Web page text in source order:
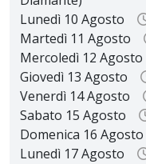
Lunedì 10 Agosto
Martedì 11 Agosto
Mercoledì 12 Agosto
Giovedì 13 Agosto
Venerdì 14 Agosto
Sabato 15 Agosto
Domenica 16 Agosto
Lunedì 17 Agosto